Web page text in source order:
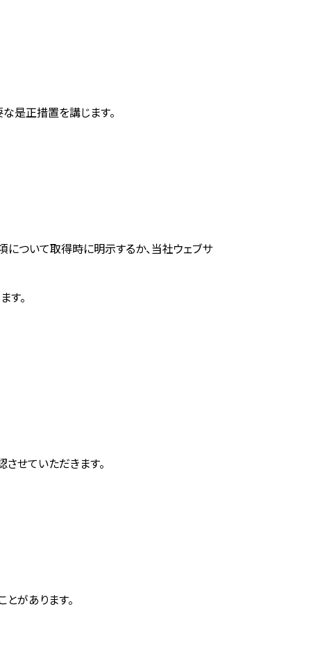
是正措置を講じます。
ついて取得時に明示するか、当社ウェブサ
す。
せていただきます。
があります。